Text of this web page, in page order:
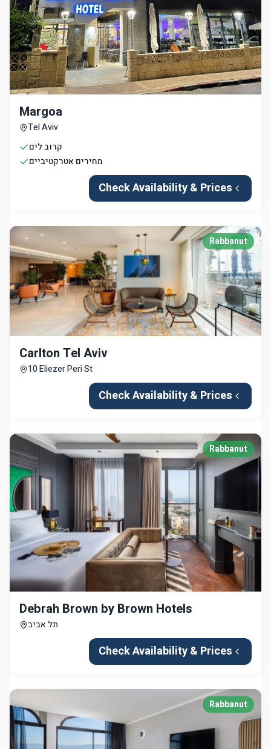
Margoa
Tel Aviv
קרוב לים
מחירים אטרקטיביים
Check Availability & Prices
Rabbanut
Carlton Tel Aviv
10 Eliezer Peri St
Check Availability & Prices
Rabbanut
Debrah Brown by Brown Hotels
תל אביב
Check Availability & Prices
Rabbanut